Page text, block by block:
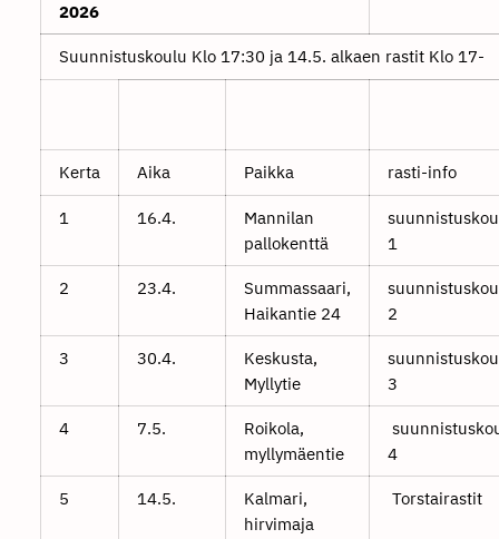
2026
Suunnistuskoulu Klo 17:30 ja 14.5. alkaen rastit Klo 17-
Kerta Aika Paikka rasti-info
1 16.4.
Mannilan
pallokenttä
1
2 23.4.
Summassaari,
Haikantie 24
2
3 30.4.
Keskusta,
Myllytie
3
4 7.5.
Roikola,
myllymäentie
4
5 14.5.
Kalmari,
hirvimaja
Torstairastit